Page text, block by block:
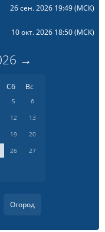
26 сен. 2026 19:49(МСК)
10 окт. 2026 18:50(МСК)
→
Сб Вс
5
6
12
13
19
20
26
27
Огород